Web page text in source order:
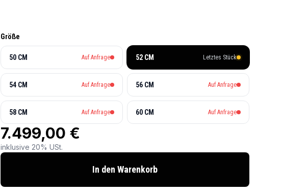
Größe
Auswahl der Größe
50 CM Auf Anfrage 52 CM Letztes Stück
54 CM Auf Anfrage 56 CM Auf Anfrage
58 CM Auf Anfrage 60 CM Auf Anfrage
7.499,00 €
inklusive 20% USt.
In den Warenkorb